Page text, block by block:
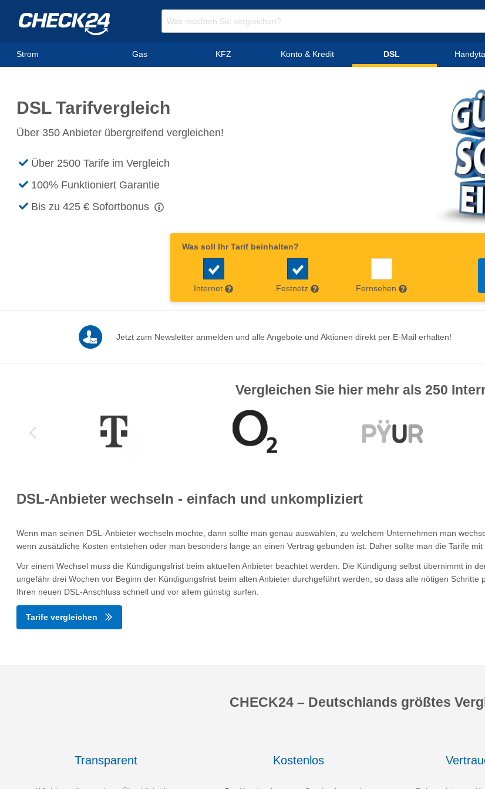
Strom Gas KFZ Konto & Kredit DSL
DSL Tarifvergleich
Über 350 Anbieter übergreifend vergleichen!
Über 2500 Tarife im Vergleich
100% Funktioniert Garantie
Bis zu 425 € Sofortbonus
Was soll Ihr Tarif beinhalten?
Internet Festnetz Fernsehen
Jetzt zum Newsletter anmelden und alle Angebote und Aktionen direkt per E-Mail erhalten!
Vergleichen Sie hier mehr als 250
DSL-Anbieter wechseln - einfach und unkompliziert
Wenn man seinen DSL-Anbieter wechseln möchte, dann sollte man genau auswählen, zu welchem Unternehmen man
wenn zusätzliche Kosten entstehen oder man besonders lange an einen Vertrag gebunden ist. Daher sollte man die Tarife
Vor einem Wechsel muss die Kündigungsfrist beim aktuellen Anbieter beachtet werden. Die Kündigung selbst übernimmt in
ungefähr drei Wochen vor Beginn der Kündigungsfrist beim alten Anbieter durchgeführt werden, so dass alle nötigen
Ihren neuen DSL-Anschluss schnell und vor allem günstig surfen.
Tarife vergleichen
CHECK24 – Deutschlands größtes
Transparent Kostenlos